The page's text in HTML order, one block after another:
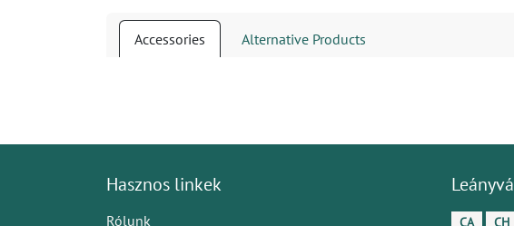
Accessories Alternative Products
Hasznos linkek
Rólunk CA CH